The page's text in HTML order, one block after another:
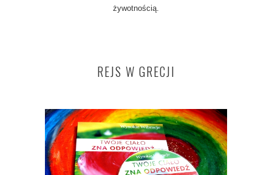
żywotnością.
REJS W GRECJI